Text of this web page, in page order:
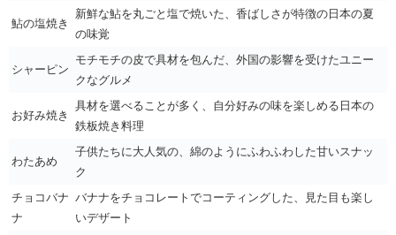
鮎の塩焼き
新鮮な鮎を丸ごと塩で焼いた、香ばしさが特徴の日本の夏
の味覚
シャーピン
モチモチの皮で具材を包んだ、外国の影響を受けたユニー
クなグルメ
お好み焼き
具材を選べることが多く、自分好みの味を楽しめる日本の
鉄板焼き料理
わたあめ
子供たちに大人気の、綿のようにふわふわした甘いスナッ
ク
チョコバナ
ナ
バナナをチョコレートでコーティングした、見た目も楽し
いデザート